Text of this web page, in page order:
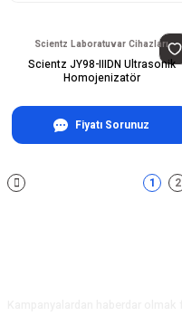
Scientz Laboratuvar Cihazları
Scientz JY98-IIIDN Ultrasonik
Homojenizatör
Fiyatı Sorunuz
1 2